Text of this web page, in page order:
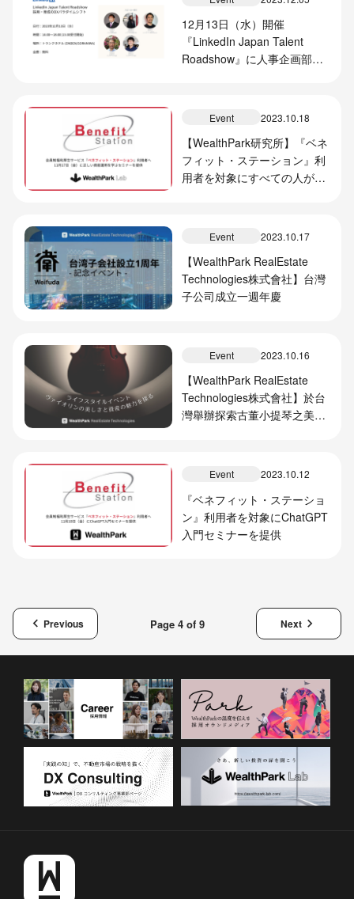
12月13日（水）開催
『LinkedIn Japan Talent
Roadshow』に人事企画部マ
Event 2023.10.18
【WealthPark研究所】『ベネ
フィット・ステーション』利
用者を対象にすべての人が投
Event 2023.10.17
【WealthPark RealEstate
Technologies株式會社】台灣
子公司成立一週年慶
Event 2023.10.16
【WealthPark RealEstate
Technologies株式會社】於台
灣舉辦探索古董小提琴之美與
Event 2023.10.12
『ベネフィット・ステーショ
ン』利用者を対象にChatGPT
入門セミナーを提供
keyboard_arrow_left Previous Page 4 of 9 Nextkeyboard_arrow_right